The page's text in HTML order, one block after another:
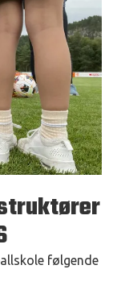
følgende